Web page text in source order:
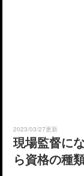
2023/03/27更新
現場監督に
ら資格の種